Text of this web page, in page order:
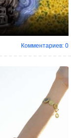
Комментариев: 0